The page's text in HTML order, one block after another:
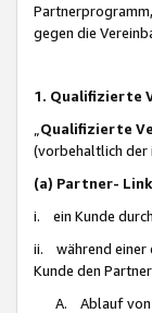
gegen die
1. Qualifizierte
Qualifizierte
(vorbehaltlich der
(a) Partner-
i. ein Kunde
ii. während einer
Kunde den
A. Ablauf von